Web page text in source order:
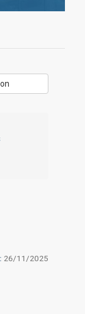
26/11/2025